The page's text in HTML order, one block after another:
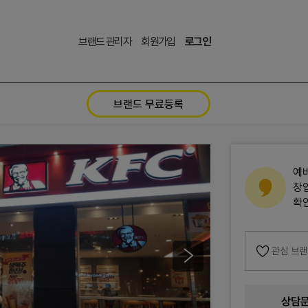
브랜드 관리자 회원가입 로그인
브랜드 무료등록
예
창
확
관심 브
상담